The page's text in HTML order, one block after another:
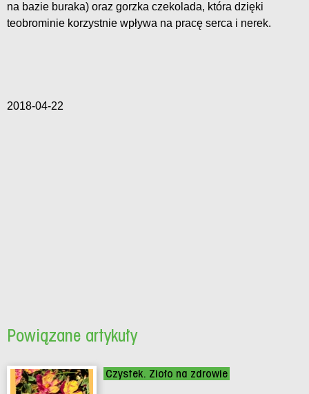
na bazie buraka) oraz gorzka czekolada, która dzięki
teobrominie korzystnie wpływa na pracę serca i nerek.
2018-04-22
Powiązane artykuły
Czystek. Zioło na zdrowie